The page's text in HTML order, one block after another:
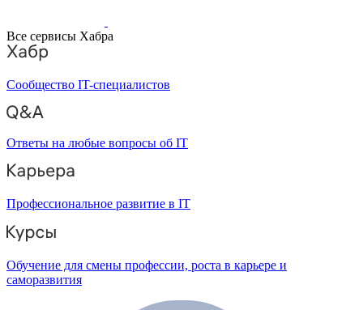
Все сервисы Хабра
Сообщество IT-специалистов
Ответы на любые вопросы об IT
Профессиональное развитие в IT
Обучение для смены профессии, роста в карьере и
саморазвития